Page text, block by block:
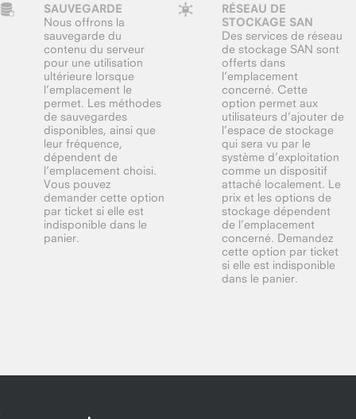
SAUVEGARDE
Nous offrons la
sauvegarde du
contenu du serveur
pour une utilisation
ultérieure lorsque
l’emplacement le
permet. Les méthodes
de sauvegardes
disponibles, ainsi que
leur fréquence,
dépendent de
l’emplacement choisi.
Vous pouvez
demander cette option
par ticket si elle est
indisponible dans le
panier.
RÉSEAU DE
STOCKAGE SAN
Des services de réseau
de stockage SAN sont
offerts dans
l’emplacement
concerné. Cette
option permet aux
utilisateurs d’ajouter de
l’espace de stockage
qui sera vu par le
système d’exploitation
comme un dispositif
attaché localement. Le
prix et les options de
stockage dépendent
de l’emplacement
concerné. Demandez
cette option par ticket
si elle est indisponible
dans le panier.